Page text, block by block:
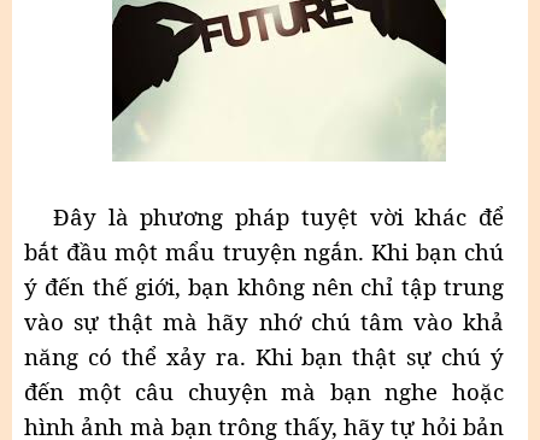
Đây là phương pháp tuyệt vời khác để
bắt đầu một mẩu truyện ngắn. Khi bạn chú
ý đến thế giới, bạn không nên chỉ tập trung
vào sự thật mà hãy nhớ chú tâm vào khả
năng có thể xảy ra. Khi bạn thật sự chú ý
đến một câu chuyện mà bạn nghe hoặc
hình ảnh mà bạn trông thấy, hãy tự hỏi bản